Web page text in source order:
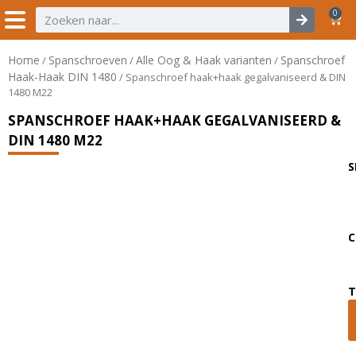
0
Home / Spanschroeven /Alle Oog & Haak varianten / Spanschroef
Haak-Haak DIN 1480 / Spanschroef haak+haak gegalvaniseerd & DIN
1480 M22
SPANSCHROEF HAAK+HAAK GEGALVANISEERD &
DIN 1480 M22